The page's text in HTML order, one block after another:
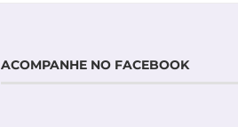
ACOMPANHE NO FACEBOOK